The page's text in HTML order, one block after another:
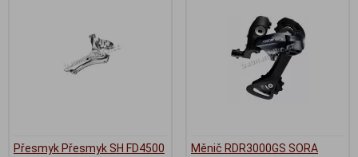
Přesmyk Přesmyk SH FD4500
Měnič RDR3000GS SORA